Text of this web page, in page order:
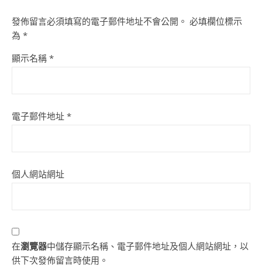
發佈留言必須填寫的電子郵件地址不會公開。 必填欄位標示
為 *
顯示名稱 *
電子郵件地址 *
個人網站網址
在瀏覽器中儲存顯示名稱、電子郵件地址及個人網站網址，以
供下次發佈留言時使用。